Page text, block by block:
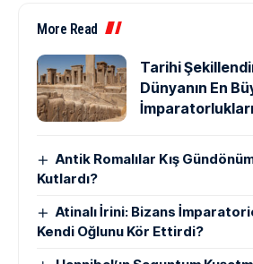
More Read
Tarihi
Dünyanın En
İmparatorlukları
Antik Romalılar Kış
Kutlardı?
Atinalı İrini: Bizans
Kendi Oğlunu Kör Ettirdi?